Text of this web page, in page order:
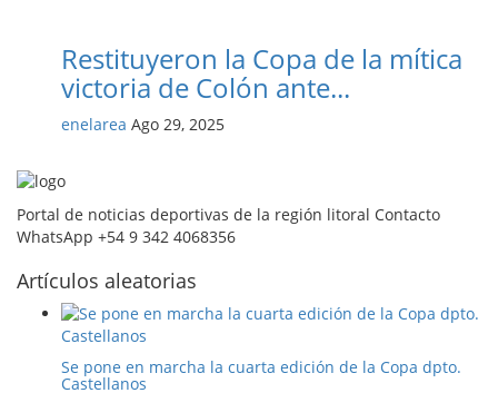
Restituyeron la Copa de la mítica
victoria de Colón ante...
enelarea Ago 29, 2025
Portal de noticias deportivas de la región litoral Contacto
WhatsApp +54 9 342 4068356
Artículos aleatorias
Se pone en marcha la cuarta edición de la Copa dpto.
Castellanos